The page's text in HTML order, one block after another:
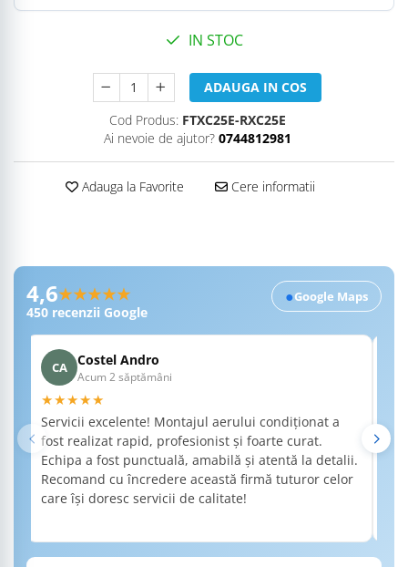
IN STOC
ADAUGA IN COS
Cod Produs: FTXC25E-RXC25E
Ai nevoie de ajutor? 0744812981
Adauga la Favorite Cere informatii
Recenzii Google RobertSim
4,6★★★★★
450 recenzii Google
●Google Maps
CA Costel Andro
Acum 2 săptămâni
★★★★★
Servicii excelente! Montajul aerului condiționat a
fost realizat rapid, profesionist și foarte curat.
Echipa a fost punctuală, amabilă și atentă la detalii.
Recomand cu încredere această firmă tuturor celor
care își doresc servicii de calitate!
a